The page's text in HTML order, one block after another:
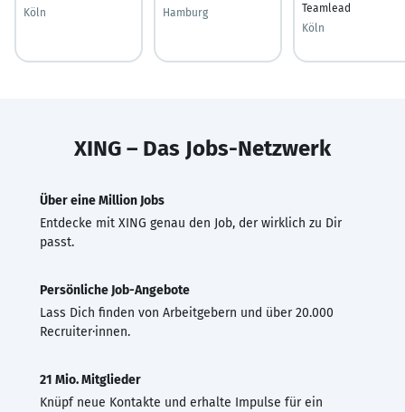
Köln
Hamburg
Teamlead
Köln
XING – Das Jobs-Netzwerk
Über eine Million Jobs
Entdecke mit XING genau den Job, der wirklich zu Dir
passt.
Persönliche Job-Angebote
Lass Dich finden von Arbeitgebern und über 20.000
Recruiter·innen.
21 Mio. Mitglieder
Knüpf neue Kontakte und erhalte Impulse für ein